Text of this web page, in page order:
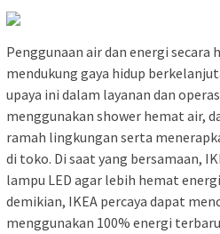
Penggunaan air dan energi secara
mendukung gaya hidup
upaya ini dalam layanan dan
menggunakan shower hemat air,
ramah lingkungan serta
di toko. Di saat yang bersamaan,
lampu LED agar lebih hemat
demikian, IKEA percaya dapat
menggunakan 100% energi